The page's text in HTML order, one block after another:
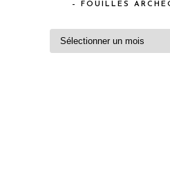
– FOUILLES